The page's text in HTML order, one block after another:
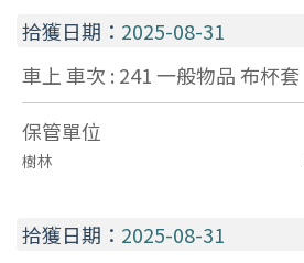
拾獲日期： 2025-08-31
車上 車次 : 241一般物品 布杯套
保管單位
樹林
拾獲日期： 2025-08-31